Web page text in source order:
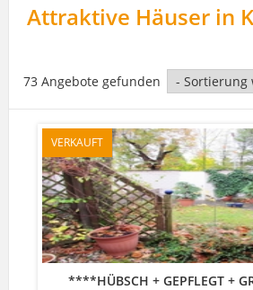
Attraktive Häuser in
73 Angebote gefunden
VERKAUFT
****HÜBSCH + GEPFLEGT +